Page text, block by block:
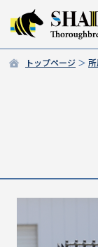
トップページ